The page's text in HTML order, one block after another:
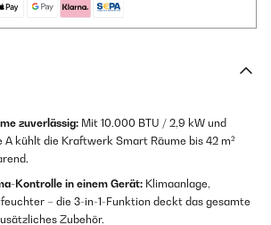
zuverlässig: Mit 10.000 BTU / 2,9 kW und
A kühlt die Kraftwerk Smart Räume bis 42 m²
Kontrolle in einem Gerät: Klimaanlage,
– die 3-in-1-Funktion deckt das gesamte
Zubehör.